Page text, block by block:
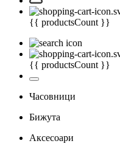
{{ productsCount }}
{{ productsCount }}
Часовници
Бижута
Аксесоари